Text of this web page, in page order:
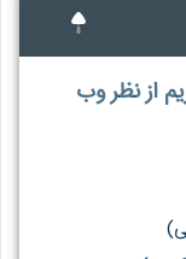
از نظر وب